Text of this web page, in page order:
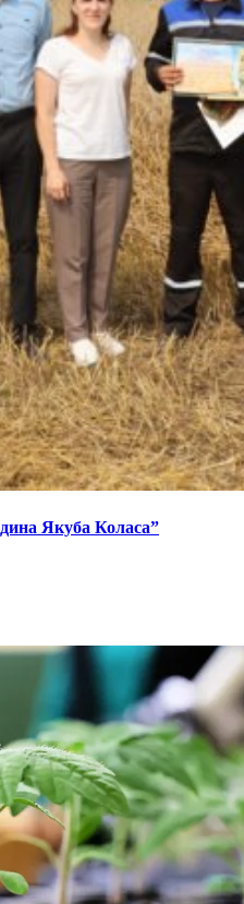
Якуба Коласа”